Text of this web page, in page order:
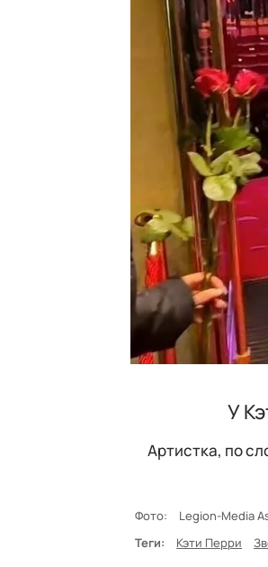
У
Артистка, по
Фото: Legion-Media
Теги:
Кэти Перри